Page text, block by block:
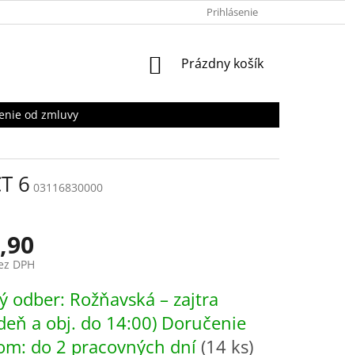
OSOBNÝCH ÚDAJOV Prihlásenie
NÁKUPNÝ
Prázdny košík
od zmluvy
6 03116830000
DPH
odber: Rožňavská – zajtra
a obj. do 14:00) Doručenie
do 2 pracovných dní (14 ks)